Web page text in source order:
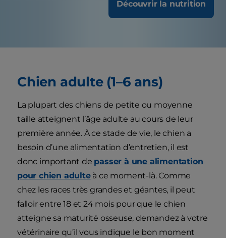
Découvrir la nutrition
Chien adulte (1–6 ans)
La plupart des chiens de petite ou moyenne
taille atteignent l’âge adulte au cours de leur
première année. À ce stade de vie, le chien a
besoin d’une alimentation d’entretien, il est
donc important de passer à une alimentation
pour chien adulteà ce moment-là. Comme
chez les races très grandes et géantes, il peut
falloir entre 18 et 24 mois pour que le chien
atteigne sa maturité osseuse, demandez à votre
vétérinaire qu’il vous indique le bon moment